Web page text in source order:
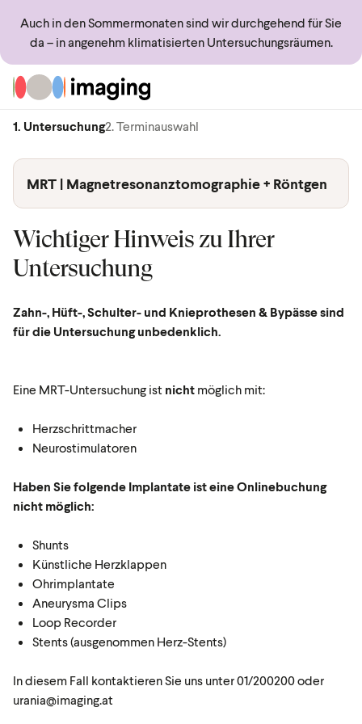
Auch in den Sommermonaten sind wir durchgehend für Sie
da – in angenehm klimatisierten Untersuchungsräumen.
Zur Startseite
1. Untersuchung2. Terminauswahl
MRT | Magnetresonanztomographie + Röntgen
Wichtiger Hinweis zu Ihrer
Untersuchung
Zahn-, Hüft-, Schulter- und Knieprothesen & Bypässe sind
für die Untersuchung unbedenklich.
Eine MRT-Untersuchung ist nicht möglich mit:
Herzschrittmacher
Neurostimulatoren
Haben Sie folgende Implantate ist eine Onlinebuchung
nicht möglich:
Shunts
Künstliche Herzklappen
Ohrimplantate
Aneurysma Clips
Loop Recorder
Stents (ausgenommen Herz-Stents)
In diesem Fall kontaktieren Sie uns unter 01/200200 oder
urania@imaging.at